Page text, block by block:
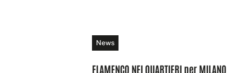
News
FLAMENCO NEI QUARTIERI per MILANO